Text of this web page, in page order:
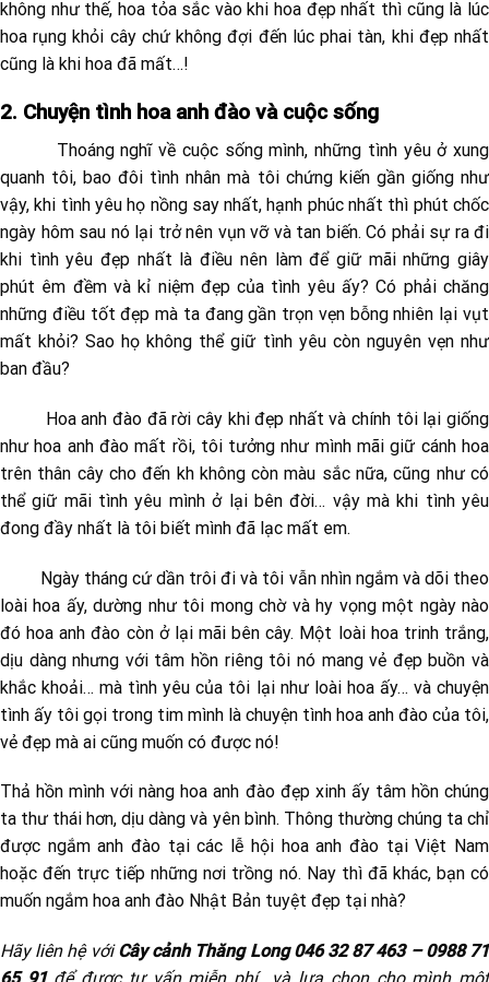
không như thế, hoa tỏa sắc vào khi hoa đẹp nhất thì cũng là lúc
hoa rụng khỏi cây chứ không đợi đến lúc phai tàn, khi đẹp nhất
cũng là khi hoa đã mất…!
2. Chuyện tình hoa anh đào và cuộc sống
Thoáng nghĩ về cuộc sống mình, những tình yêu ở xung
quanh tôi, bao đôi tình nhân mà tôi chứng kiến gần giống như
vậy, khi tình yêu họ nồng say nhất, hạnh phúc nhất thì phút chốc
ngày hôm sau nó lại trở nên vụn vỡ và tan biến. Có phải sự ra đi
khi tình yêu đẹp nhất là điều nên làm để giữ mãi những giây
phút êm đềm và kỉ niệm đẹp của tình yêu ấy? Có phải chăng
những điều tốt đẹp mà ta đang gần trọn vẹn bỗng nhiên lại vụt
mất khỏi? Sao họ không thể giữ tình yêu còn nguyên vẹn như
ban đầu?
Hoa anh đào đã rời cây khi đẹp nhất và chính tôi lại giống
như hoa anh đào mất rồi, tôi tưởng như mình mãi giữ cánh hoa
trên thân cây cho đến kh không còn màu sắc nữa, cũng như có
thể giữ mãi tình yêu mình ở lại bên đời… vậy mà khi tình yêu
đong đầy nhất là tôi biết mình đã lạc mất em.
Ngày tháng cứ dần trôi đi và tôi vẫn nhìn ngắm và dõi theo
loài hoa ấy, dường như tôi mong chờ và hy vọng một ngày nào
đó hoa anh đào còn ở lại mãi bên cây. Một loài hoa trinh trắng,
dịu dàng nhưng với tâm hồn riêng tôi nó mang vẻ đẹp buồn và
khắc khoải… mà tình yêu của tôi lại như loài hoa ấy… và chuyện
tình ấy tôi gọi trong tim mình là chuyện tình hoa anh đào của tôi,
vẻ đẹp mà ai cũng muốn có được nó!
Thả hồn mình với nàng hoa anh đào đẹp xinh ấy tâm hồn chúng
ta thư thái hơn, dịu dàng và yên bình. Thông thường chúng ta chỉ
được ngắm anh đào tại các lễ hội hoa anh đào tại Việt Nam
hoặc đến trực tiếp những nơi trồng nó. Nay thì đã khác, bạn có
muốn ngắm hoa anh đào Nhật Bản tuyệt đẹp tại nhà?
Hãy liên hệ vớiCây cảnh Thăng Long 046 32 87 463 – 0988 71